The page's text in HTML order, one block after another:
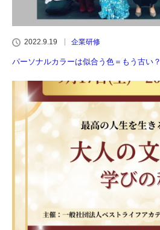
2022.9.19 企業研修
パーソナルカラーは似合う色＝もう古い？